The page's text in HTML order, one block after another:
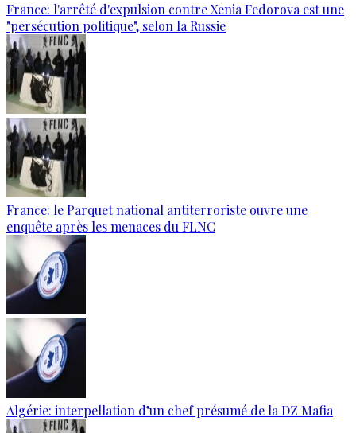
France: l'arrêté d'expulsion contre Xenia Fedorova est une
"persécution politique", selon la Russie
France: le Parquet national antiterroriste ouvre une
enquête après les menaces du FLNC
Algérie: interpellation d’un chef présumé de la DZ Mafia